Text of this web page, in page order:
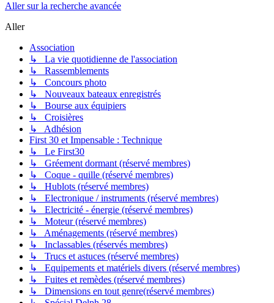
Aller sur la recherche avancée
Aller
Association
↳ La vie quotidienne de l'association
↳ Rassemblements
↳ Concours photo
↳ Nouveaux bateaux enregistrés
↳ Bourse aux équipiers
↳ Croisières
↳ Adhésion
First 30 et Impensable : Technique
↳ Le First30
↳ Gréement dormant (réservé membres)
↳ Coque - quille (réservé membres)
↳ Hublots (réservé membres)
↳ Electronique / instruments (réservé membres)
↳ Electricité - énergie (réservé membres)
↳ Moteur (réservé membres)
↳ Aménagements (réservé membres)
↳ Inclassables (réservés membres)
↳ Trucs et astuces (réservé membres)
↳ Equipements et matériels divers (réservé membres)
↳ Fuites et remèdes (réservé membres)
↳ Dimensions en tout genre(réservé membres)